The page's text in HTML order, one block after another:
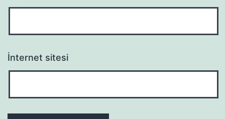
İnternet sitesi